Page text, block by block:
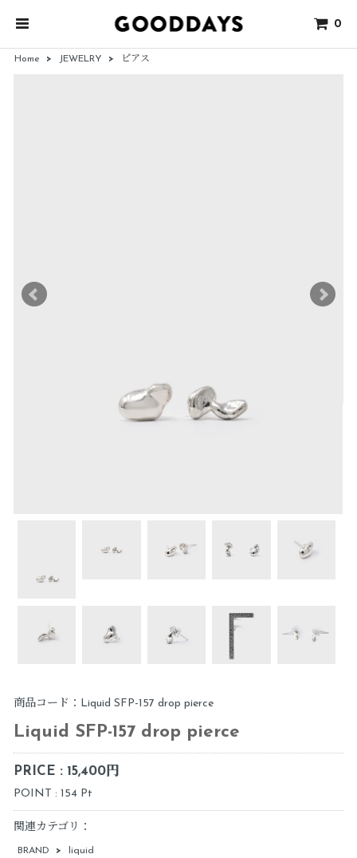
0
Home > JEWELRY > ピアス
商品コード：Liquid SFP-157 drop pierce
Liquid SFP-157 drop pierce
PRICE : 15,400円
POINT : 154 Pt
関連カテゴリ：
BRAND >
liquid